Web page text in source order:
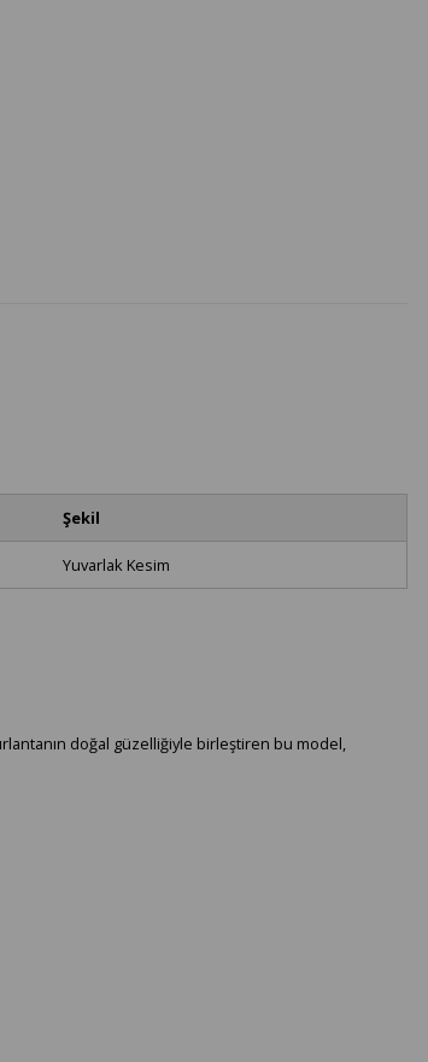
Şekil
Yuvarlak Kesim
doğal güzelliğiyle birleştiren bu model,